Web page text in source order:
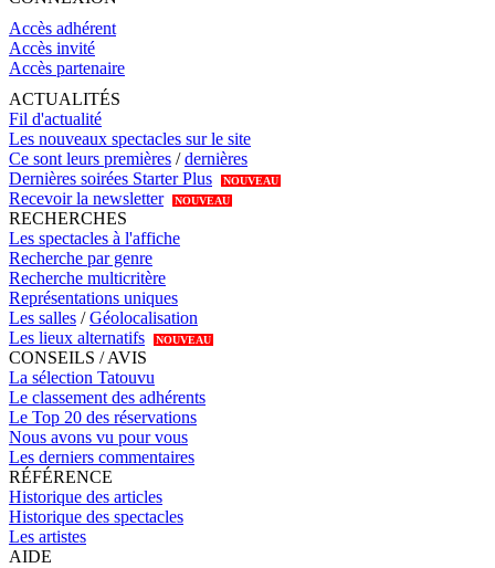
Accès adhérent
Accès invité
Accès partenaire
ACTUALITÉS
Fil d'actualité
Les nouveaux spectacles sur le site
Ce sont leurs premières /dernières
Dernières soirées Starter Plus
NOUVEAU
Recevoir la newsletter NOUVEAU
RECHERCHES
Les spectacles à l'affiche
Recherche par genre
Recherche multicritère
Représentations uniques
Les salles /Géolocalisation
Les lieux alternatifs
NOUVEAU
CONSEILS / AVIS
La sélection Tatouvu
Le classement des adhérents
Le Top 20 des réservations
Nous avons vu pour vous
Les derniers commentaires
RÉFÉRENCE
Historique des articles
Historique des spectacles
Les artistes
AIDE